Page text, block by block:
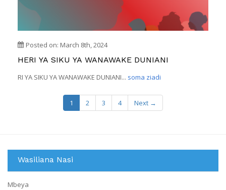
Posted on: March 8th, 2024
HERI YA SIKU YA WANAWAKE DUNIANI
RI YA SIKU YA WANAWAKE DUNIANI... soma ziadi
1 2 3 4 Next →
Wasiliana Nasi
Mbeya